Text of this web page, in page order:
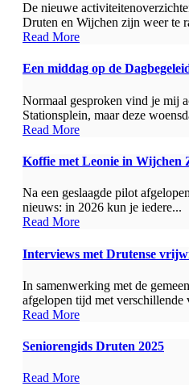
De nieuwe
Druten en Wijchen zijn weer te
Read More
Een middag op de
Normaal gesproken vind je mij
Stationsplein, maar deze
Read More
Koffie met Leonie in Wijchen
Na een geslaagde pilot
nieuws: in 2026 kun je iedere...
Read More
Interviews met Drutense
In samenwerking met de
afgelopen tijd met
Read More
Seniorengids Druten 2025
Read More